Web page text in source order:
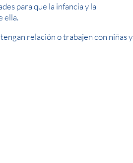
para que la infancia y la
ella.
relación o trabajen con niñas y